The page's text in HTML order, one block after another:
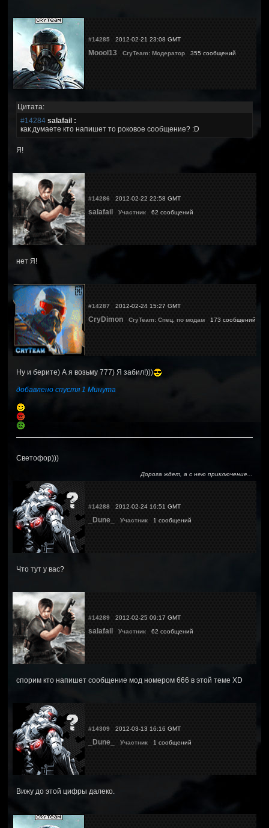
#14285 2012-02-21 23:08 GMT
Moool13 CryTeam: Модератор 355 сообщений
Цитата:
#14284 salafail :
как думаете кто напишет то роковое сообщение? :D
Я!
#14286 2012-02-22 22:58 GMT
salafail Участник 62 сообщений
нет Я!
#14287 2012-02-24 15:27 GMT
CryDimon CryTeam: Спец. по модам 173 сообщений
Ну и берите) А я возьму 777) Я забил!)))
добавлено спустя 1 Минута
Светофор)))
Дорога ждет, а с нею приключение...
#14288 2012-02-24 16:51 GMT
_Dune_ Участник 1 сообщений
Что тут у вас?
#14289 2012-02-25 09:17 GMT
salafail Участник 62 сообщений
спорим кто напишет сообщение мод номером 666 в этой теме XD
#14309 2012-03-13 16:16 GMT
_Dune_ Участник 1 сообщений
Вижу до этой цифры далеко.